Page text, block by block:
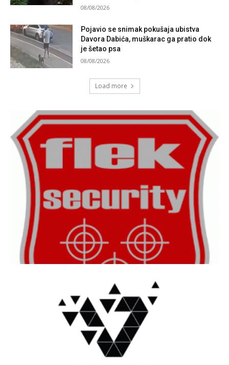
08/08/2026
Pojavio se snimak pokušaja ubistva
Davora Dabića, muškarac ga pratio dok
je šetao psa
08/08/2026
Load more